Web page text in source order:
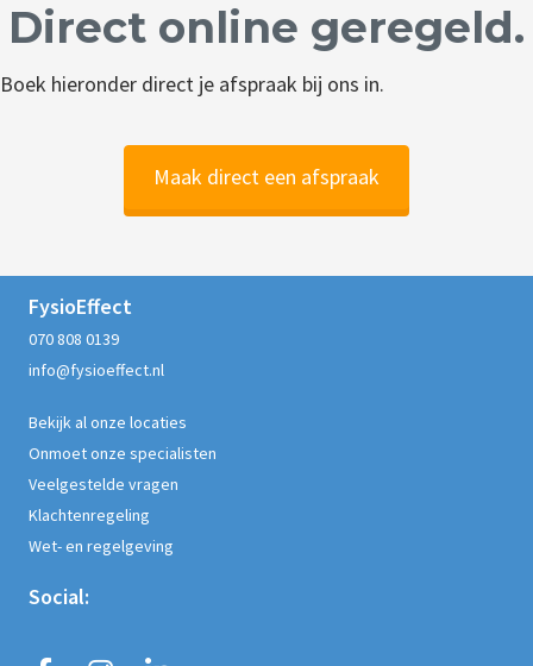
Direct online geregeld.
Boek hieronder direct je afspraak bij ons in.
Maak direct een afspraak
FysioEffect
070 808 0139
info@fysioeffect.nl
Bekijk al onze locaties
Onmoet onze specialisten
Veelgestelde vragen
Klachtenregeling
Wet- en regelgeving
Social: